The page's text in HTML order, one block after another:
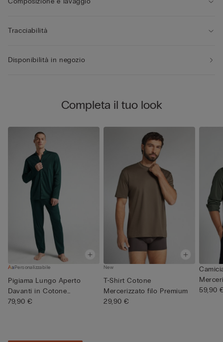
Tracciabilità
Disponibilità in negozio
Completa il tuo look
Personalizzabile
Pigiama Lungo Aperto
Davanti in Cotone
Mercerizzat...
79,90 €
New
T-Shirt Cotone
Mercerizzato filo Premium
29,90 €
filo P...
59,90